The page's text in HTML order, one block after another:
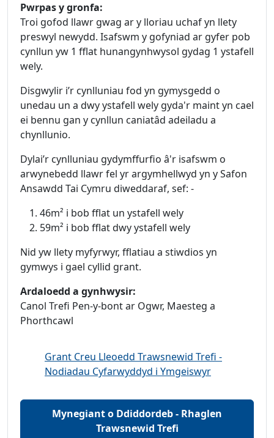
Pwrpas y gronfa:
Troi gofod llawr gwag ar y lloriau uchaf yn llety
preswyl newydd. Isafswm y gofyniad ar gyfer pob
cynllun yw 1 fflat hunangynhwysol gydag 1 ystafell
wely.
Disgwylir i’r cynlluniau fod yn gymysgedd o
unedau un a dwy ystafell wely gyda'r maint yn cael
ei bennu gan y cynllun caniatâd adeiladu a
chynllunio.
Dylai’r cynlluniau gydymffurfio â'r isafswm o
arwynebedd llawr fel yr argymhellwyd yn y Safon
Ansawdd Tai Cymru diweddaraf, sef: -
46m² i bob fflat un ystafell wely
59m² i bob fflat dwy ystafell wely
Nid yw llety myfyrwyr, fflatiau a stiwdios yn
gymwys i gael cyllid grant.
Ardaloedd a gynhwysir:
Canol Trefi Pen-y-bont ar Ogwr, Maesteg a
Phorthcawl
Grant Creu Lleoedd Trawsnewid Trefi -
Nodiadau Cyfarwyddyd i Ymgeiswyr
Mynegiant o Ddiddordeb - Rhaglen
Trawsnewid Trefi